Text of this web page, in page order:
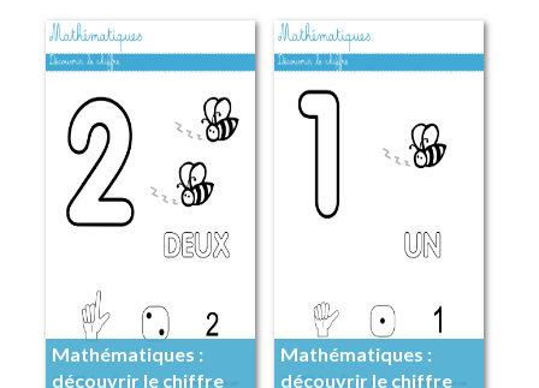
Mathématiques :
découvrir le chiffre
Mathématiques :
découvrir le chiffre